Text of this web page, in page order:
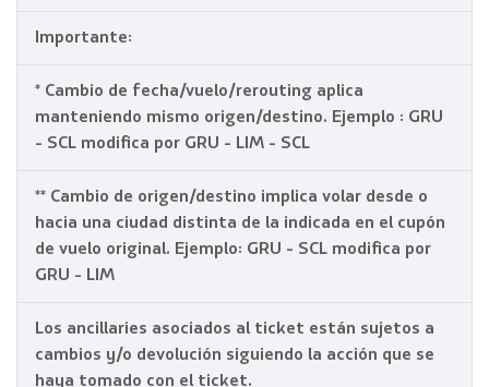
Importante:
* Cambio de fecha/vuelo/rerouting aplica
manteniendo mismo origen/destino. Ejemplo : GRU
- SCL modifica por GRU - LIM - SCL
** Cambio de origen/destino implica volar desde o
hacia una ciudad distinta de la indicada en el cupón
de vuelo original. Ejemplo: GRU - SCL modifica por
GRU - LIM
Los ancillaries asociados al ticket están sujetos a
cambios y/o devolución siguiendo la acción que se
haya tomado con el ticket.